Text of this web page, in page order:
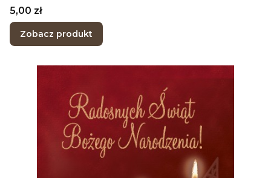
Cena
5,00 zł
Zobacz produkt